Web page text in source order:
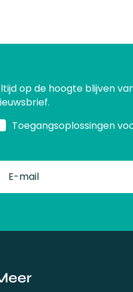
op de hoogte blijven
Toegangsoplossingen